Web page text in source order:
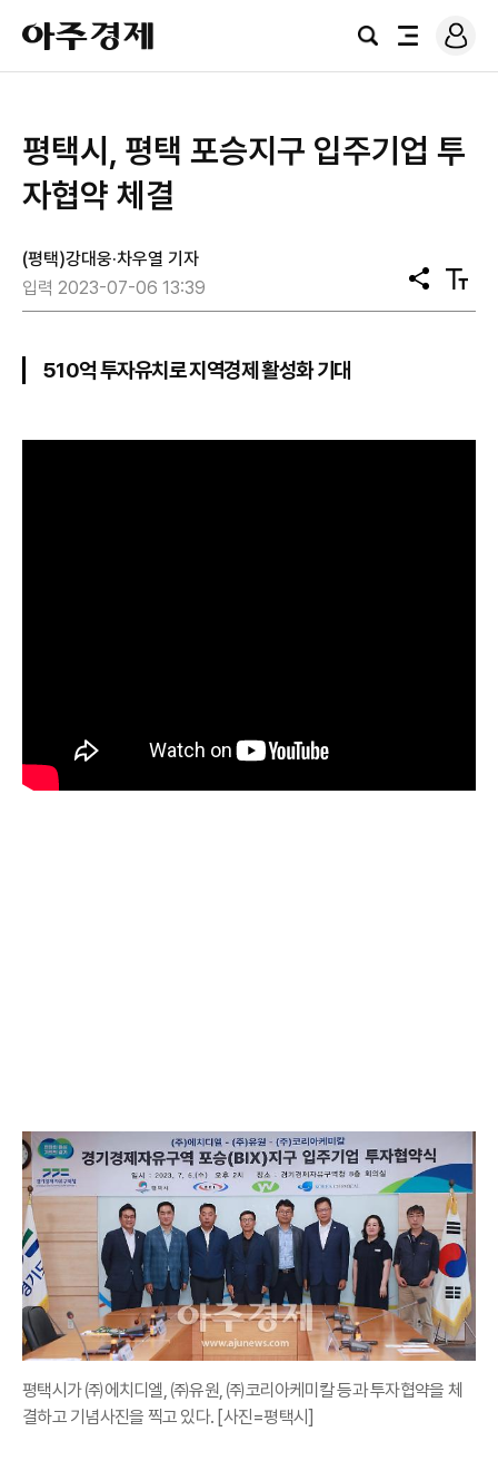
아
주
경
검
전
로
그
평택시, 평택 포승지구 입주기업 투
자협약 체결
(평택)강대웅·차우열 기자
입력 2023-07-06 13:39
공
유
텍
스
510억 투자유치로 지역경제 활성화 기대
평택시가 ㈜에치디엘, ㈜유원, ㈜코리아케미칼 등과 투자협약을 체
결하고 기념사진을 찍고 있다. [사진=평택시]